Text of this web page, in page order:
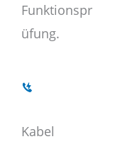
Funktionspr
üfung.
Kabel